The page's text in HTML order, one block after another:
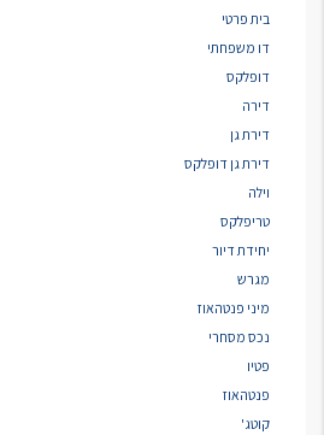
בית פרטי
דו משפחתי
דופלקס
דירה
דירת גן
דירת גן דופלקס
וילה
טריפלקס
יחידת דיור
מגרש
מיני פנטהאוז
נכס מסחרי
פטיו
פנטהאוז
קוטג'